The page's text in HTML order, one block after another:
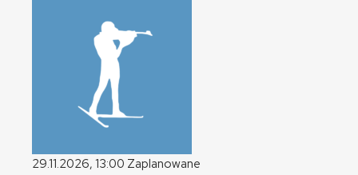
29.11.2026, 13:00 Zaplanowane